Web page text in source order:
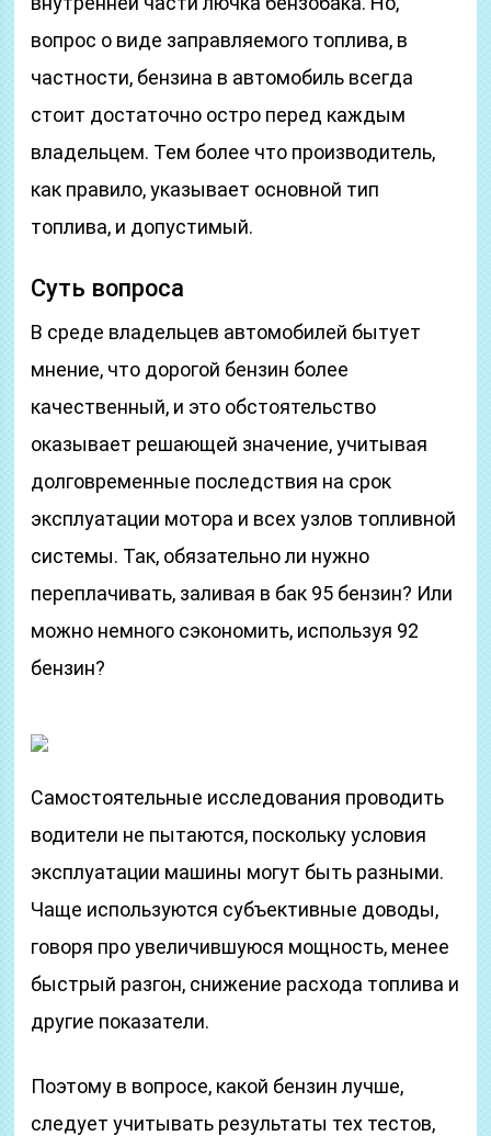
вопрос о виде заправляемого топлива, в
частности, бензина в автомобиль всегда
стоит достаточно остро перед каждым
владельцем. Тем более что производитель,
как правило, указывает основной тип
топлива, и допустимый.
Суть вопроса
В среде владельцев автомобилей бытует
мнение, что дорогой бензин более
качественный, и это обстоятельство
оказывает решающей значение, учитывая
долговременные последствия на срок
эксплуатации мотора и всех узлов топливной
системы. Так, обязательно ли нужно
переплачивать, заливая в бак 95 бензин? Или
можно немного сэкономить, используя 92
бензин?
Самостоятельные исследования проводить
водители не пытаются, поскольку условия
эксплуатации машины могут быть разными.
Чаще используются субъективные доводы,
говоря про увеличившуюся мощность, менее
быстрый разгон, снижение расхода топлива и
другие показатели.
Поэтому в вопросе, какой бензин лучше,
следует учитывать результаты тех тестов,